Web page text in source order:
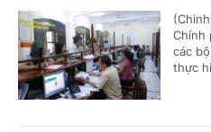
Chính
các
thực